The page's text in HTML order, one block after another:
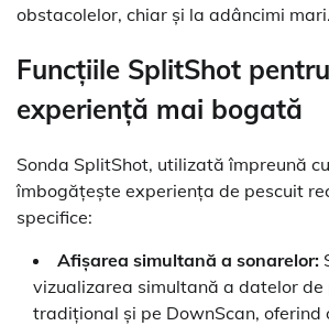
obstacolelor, chiar și la adâncimi mari.
Funcțiile SplitShot
experiență mai bogată
Sonda SplitShot, utilizată împreună
îmbogățește experiența de pescuit
specifice:
Afișarea simultană a sonarelor:
vizualizarea simultană a datelor de
tradițional și pe DownScan, oferind